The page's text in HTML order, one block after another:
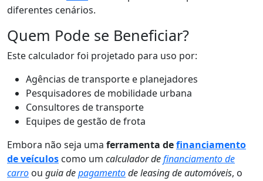
diferentes cenários.
Quem Pode se Beneficiar?
Este calculador foi projetado para uso por:
Agências de transporte e planejadores
Pesquisadores de mobilidade urbana
Consultores de transporte
Equipes de gestão de frota
Embora não seja uma ferramenta definanciamento
de veículos como um calculador definanciamento de
carro ou guia depagamentode leasing de automóveis, o